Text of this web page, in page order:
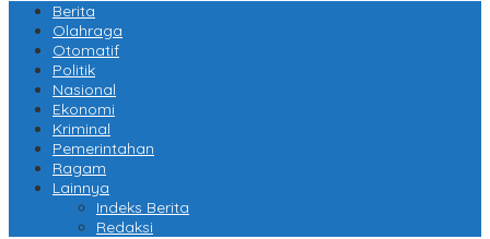
Berita
Olahraga
Otomatif
Politik
Nasional
Ekonomi
Kriminal
Pemerintahan
Ragam
Lainnya
Indeks Berita
Redaksi